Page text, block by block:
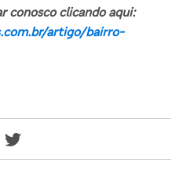
conosco clicando aqui:
artigo/bairro-